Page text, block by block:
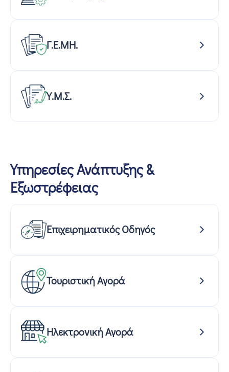
Γ.Ε.ΜΗ.
Υ.Μ.Σ.
Υπηρεσίες Ανάπτυξης &
Εξωστρέφειας
Επιχειρηματικός Οδηγός
Τουριστική Αγορά
Ηλεκτρονική Αγορά